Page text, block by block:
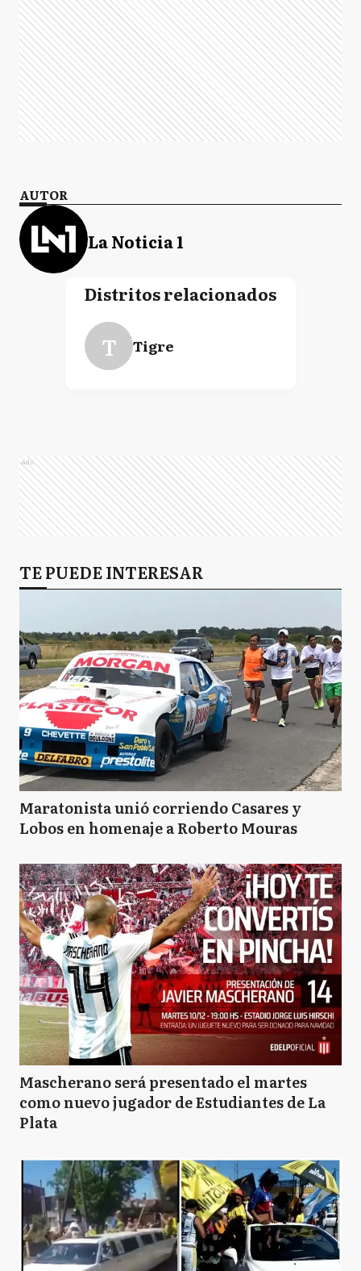
AUTOR
La Noticia 1
Distritos relacionados
T Tigre
Ads
TE PUEDE INTERESAR
Maratonista unió corriendo Casares y
Lobos en homenaje a Roberto Mouras
Mascherano será presentado el martes
como nuevo jugador de Estudiantes de La
Plata